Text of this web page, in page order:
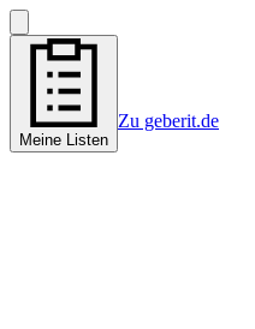
Meine Listen
Zu geberit.de